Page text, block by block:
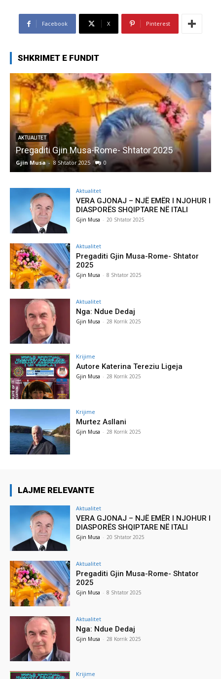
Facebook X Pinterest
SHKRIMET E FUNDIT
AKTUALITET
Pregaditi Gjin Musa-Rome- Shtator 2025
Gjin Musa - 8 Shtator 2025 0
Aktualitet
VERA GJONAJ – NJË EMËR I NJOHUR I
DIASPORËS SHQIPTARE NË ITALI
Gjin Musa - 20 Shtator 2025
Aktualitet
Pregaditi Gjin Musa-Rome- Shtator
2025
Gjin Musa - 8 Shtator 2025
Aktualitet
Nga: Ndue Dedaj
Gjin Musa - 28 Korrik 2025
Krijime
Autore Katerina Tereziu Ligeja
Gjin Musa - 28 Korrik 2025
Krijime
Murtez Asllani
Gjin Musa - 28 Korrik 2025
LAJME RELEVANTE
Aktualitet
VERA GJONAJ – NJË EMËR I NJOHUR I
DIASPORËS SHQIPTARE NË ITALI
Gjin Musa - 20 Shtator 2025
Aktualitet
Pregaditi Gjin Musa-Rome- Shtator
2025
Gjin Musa - 8 Shtator 2025
Aktualitet
Nga: Ndue Dedaj
Gjin Musa - 28 Korrik 2025
Krijime